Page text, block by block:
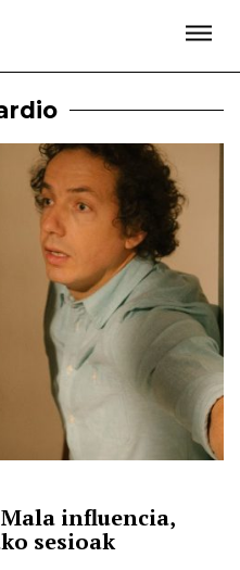
influencia,
sesioak
DE CINE
PRENSA
NEWSLETTER